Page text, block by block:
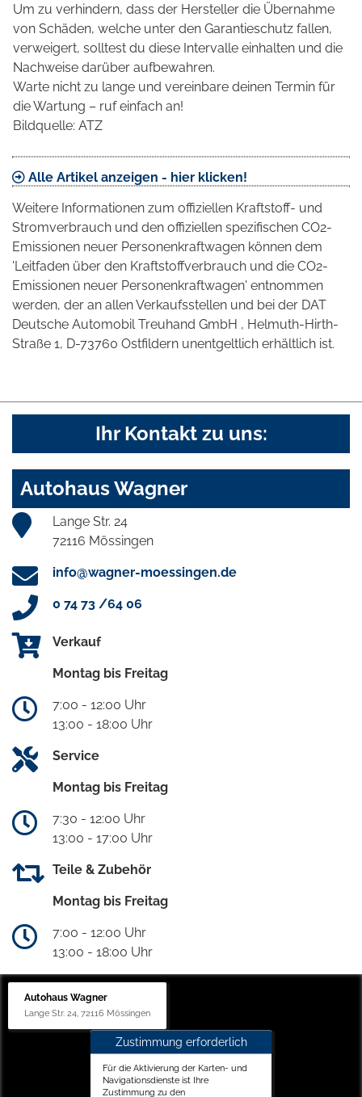
Um zu verhindern, dass der Hersteller die Übernahme
von Schäden, welche unter den Garantieschutz fallen,
verweigert, solltest du diese Intervalle einhalten und die
Nachweise darüber aufbewahren.
Warte nicht zu lange und vereinbare deinen Termin für
die Wartung – ruf einfach an!
Bildquelle: ATZ
Alle Artikel anzeigen - hier klicken!
Weitere Informationen zum offiziellen Kraftstoff- und
Stromverbrauch und den offiziellen spezifischen CO2-
Emissionen neuer Personenkraftwagen können dem
'Leitfaden über den Kraftstoffverbrauch und die CO2-
Emissionen neuer Personenkraftwagen' entnommen
werden, der an allen Verkaufsstellen und bei der DAT
Deutsche Automobil Treuhand GmbH , Helmuth-Hirth-
Straße 1, D-73760 Ostfildern unentgeltlich erhältlich ist.
Ihr Kontakt zu uns:
Autohaus Wagner
Lange Str. 24
72116 Mössingen
info@wagner-moessingen.de
0 74 73 /64 06
Verkauf
Montag bis Freitag
7:00 - 12:00 Uhr
13:00 - 18:00 Uhr
Service
Montag bis Freitag
7:30 - 12:00 Uhr
13:00 - 17:00 Uhr
Teile & Zubehör
Montag bis Freitag
7:00 - 12:00 Uhr
13:00 - 18:00 Uhr
Autohaus Wagner
Lange Str. 24, 72116 Mössingen
Zustimmung erforderlich
Für die Aktivierung der Karten- und
Navigationsdienste ist Ihre
Zustimmung zu den